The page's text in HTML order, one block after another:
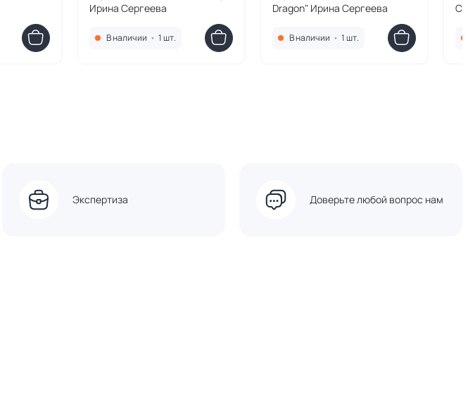
Ирина Сергеева
В наличии • 1 шт.
Dragon" Ирина Сергеева
В наличии • 1 шт.
Экспертиза Доверьте любой вопрос нам